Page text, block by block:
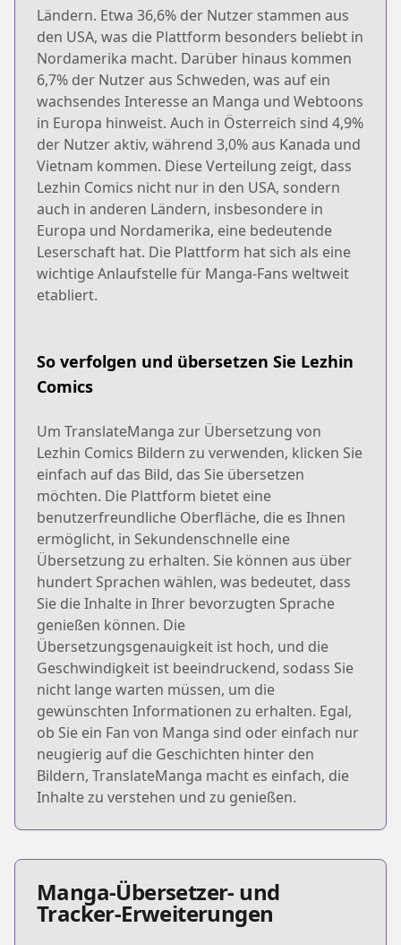
Ländern. Etwa 36,6% der Nutzer stammen aus
den USA, was die Plattform besonders beliebt in
Nordamerika macht. Darüber hinaus kommen
6,7% der Nutzer aus Schweden, was auf ein
wachsendes Interesse an Manga und Webtoons
in Europa hinweist. Auch in Österreich sind 4,9%
der Nutzer aktiv, während 3,0% aus Kanada und
Vietnam kommen. Diese Verteilung zeigt, dass
Lezhin Comics nicht nur in den USA, sondern
auch in anderen Ländern, insbesondere in
Europa und Nordamerika, eine bedeutende
Leserschaft hat. Die Plattform hat sich als eine
wichtige Anlaufstelle für Manga-Fans weltweit
etabliert.
So verfolgen und übersetzen Sie Lezhin
Comics
Um TranslateManga zur Übersetzung von
Lezhin Comics Bildern zu verwenden, klicken Sie
einfach auf das Bild, das Sie übersetzen
möchten. Die Plattform bietet eine
benutzerfreundliche Oberfläche, die es Ihnen
ermöglicht, in Sekundenschnelle eine
Übersetzung zu erhalten. Sie können aus über
hundert Sprachen wählen, was bedeutet, dass
Sie die Inhalte in Ihrer bevorzugten Sprache
genießen können. Die
Übersetzungsgenauigkeit ist hoch, und die
Geschwindigkeit ist beeindruckend, sodass Sie
nicht lange warten müssen, um die
gewünschten Informationen zu erhalten. Egal,
ob Sie ein Fan von Manga sind oder einfach nur
neugierig auf die Geschichten hinter den
Bildern, TranslateManga macht es einfach, die
Inhalte zu verstehen und zu genießen.
Manga-Übersetzer- und
Tracker-Erweiterungen